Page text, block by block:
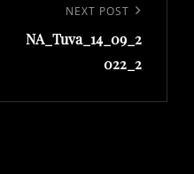
Post
NEXT POST
NA_Tuva_14_09_2
022_2